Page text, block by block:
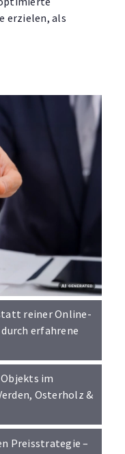
erzielen, als
reiner Online-
erfahrene
im
Osterholz &
Preisstrategie –